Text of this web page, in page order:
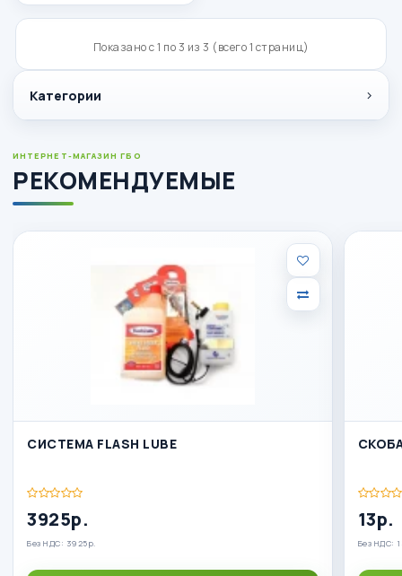
Категории
ИНТЕРНЕТ-МАГАЗИН ГБО
РЕКОМЕНДУЕМЫЕ
СИСТЕМА FLASH LUBE
3925р.
Без НДС: 3925р.
13р.
Без НДС:
Показано с 1 по 3 из 3 (всего 1 страниц)